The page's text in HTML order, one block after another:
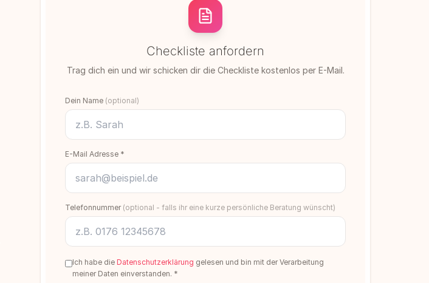
Checkliste anfordern
Trag dich ein und wir schicken dir die Checkliste kostenlos per E-Mail.
Dein Name (optional)
E-Mail Adresse *
Telefonnummer (optional - falls ihr eine kurze persönliche Beratung wünscht)
Ich habe dieDatenschutzerklärung gelesen und bin mit der Verarbeitung
meiner Daten einverstanden. *